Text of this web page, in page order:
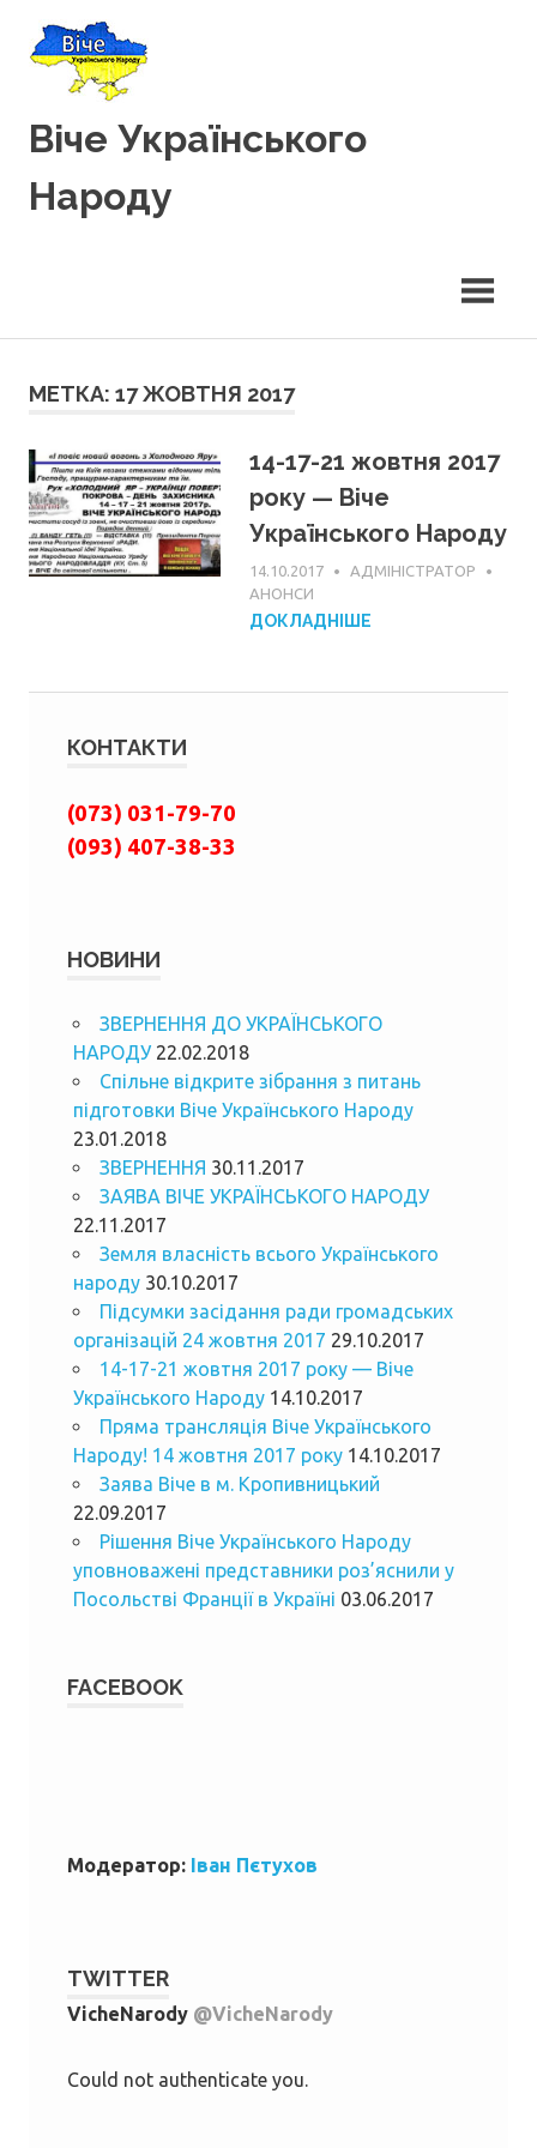
Віче Українського
Народу
МЕТКА: 17 ЖОВТНЯ 2017
14-17-21 жовтня 2017
року — Віче
Українського Народу
14.10.2017
АДМІНІСТРАТОР
АНОНСИ
ДОКЛАДНІШЕ
КОНТАКТИ
(073) 031-79-70
(093) 407-38-33
НОВИНИ
ЗВЕРНЕННЯ ДО УКРАЇНСЬКОГО
НАРОДУ 22.02.2018
Спільне відкрите зібрання з питань
підготовки Віче Українського Народу
23.01.2018
ЗВЕРНЕННЯ 30.11.2017
ЗАЯВА ВІЧЕ УКРАЇНСЬКОГО НАРОДУ
22.11.2017
Земля власність всього Українського
народу 30.10.2017
Підсумки засідання ради громадських
організацій 24 жовтня 2017 29.10.2017
14-17-21 жовтня 2017 року — Віче
Українського Народу 14.10.2017
Пряма трансляція Віче Українського
Народу! 14 жовтня 2017 року 14.10.2017
Заява Віче в м. Кропивницький
22.09.2017
Рішення Віче Українського Народу
уповноважені представники роз’яснили у
Посольстві Франції в Україні 03.06.2017
FACEBOOK
Модератор: Іван Пєтухов
TWITTER
VicheNarody @VicheNarody
Could not authenticate you.